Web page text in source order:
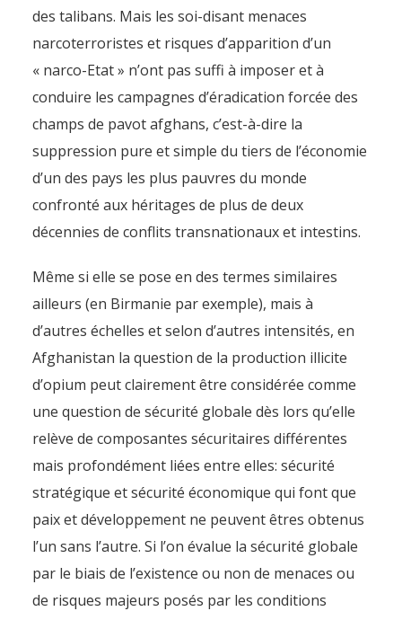
des talibans. Mais les soi-disant menaces
narcoterroristes et risques d’apparition d’un
« narco-Etat » n’ont pas suffi à imposer et à
conduire les campagnes d’éradication forcée des
champs de pavot afghans, c’est-à-dire la
suppression pure et simple du tiers de l’économie
d’un des pays les plus pauvres du monde
confronté aux héritages de plus de deux
décennies de conflits transnationaux et intestins.
Même si elle se pose en des termes similaires
ailleurs (en Birmanie par exemple), mais à
d’autres échelles et selon d’autres intensités, en
Afghanistan la question de la production illicite
d’opium peut clairement être considérée comme
une question de sécurité globale dès lors qu’elle
relève de composantes sécuritaires différentes
mais profondément liées entre elles: sécurité
stratégique et sécurité économique qui font que
paix et développement ne peuvent êtres obtenus
l’un sans l’autre. Si l’on évalue la sécurité globale
par le biais de l’existence ou non de menaces ou
de risques majeurs posés par les conditions